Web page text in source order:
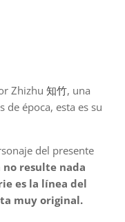
Zhizhu 知竹, una
de época, esta es su
del presente
resulte nada
es la línea del
muy original.